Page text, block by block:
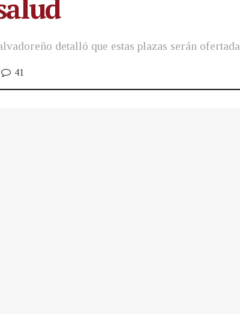
detalló que estas plazas serán
41